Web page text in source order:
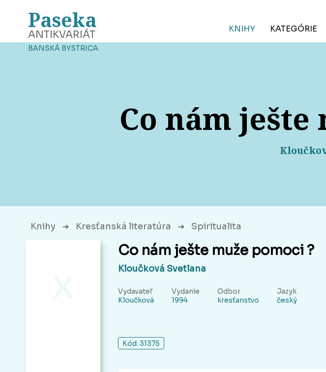
Paseka
ANTIKVARIÁT
BANSKÁ BYSTRICA
KNIHY KATEGÓRIE
Co nám ješte
Knihy ➔ Kresťanská literatúra ➔ Spiritualita
Co nám ješte muže pomoci ?
Kloučková Svetlana
Vydavateľ
Kloučková
Vydanie
1994
Odbor
kresťanstvo
Jazyk
český
Kód: 31375